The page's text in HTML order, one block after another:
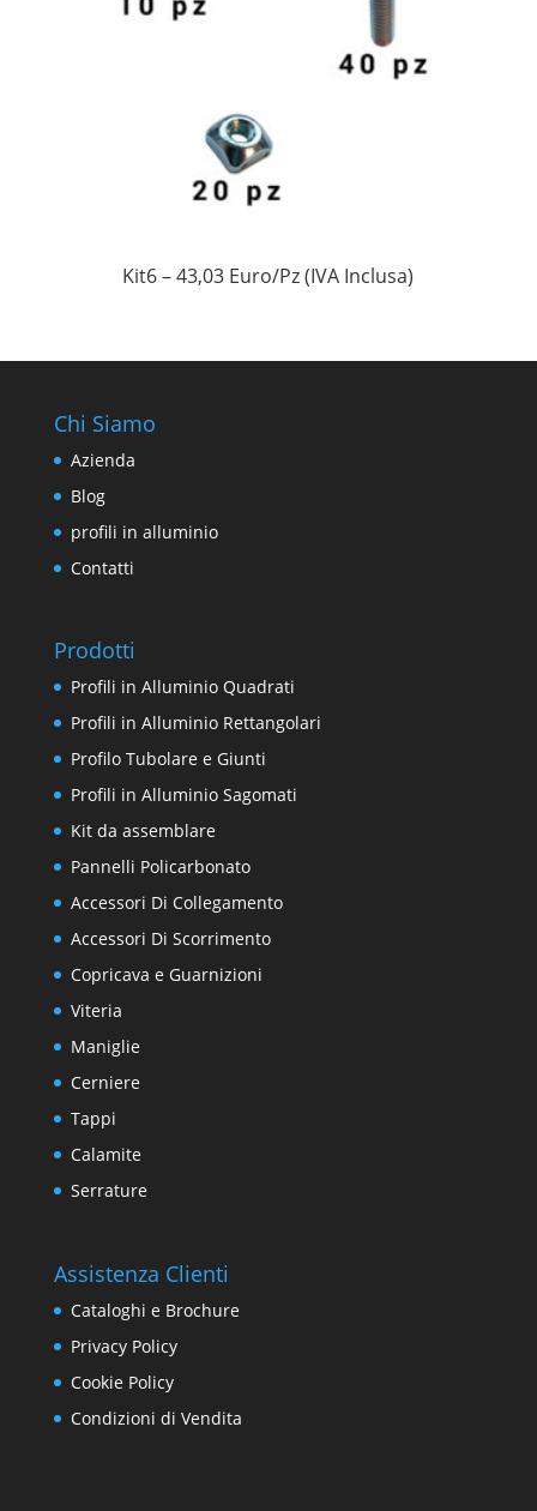
Kit6 – 43,03 Euro/Pz (IVA Inclusa)
Chi Siamo
Azienda
Blog
profili in alluminio
Contatti
Prodotti
Profili in Alluminio Quadrati
Profili in Alluminio Rettangolari
Profilo Tubolare e Giunti
Profili in Alluminio Sagomati
Kit da assemblare
Pannelli Policarbonato
Accessori Di Collegamento
Accessori Di Scorrimento
Copricava e Guarnizioni
Viteria
Maniglie
Cerniere
Tappi
Calamite
Serrature
Assistenza Clienti
Cataloghi e Brochure
Privacy Policy
Cookie Policy
Condizioni di Vendita